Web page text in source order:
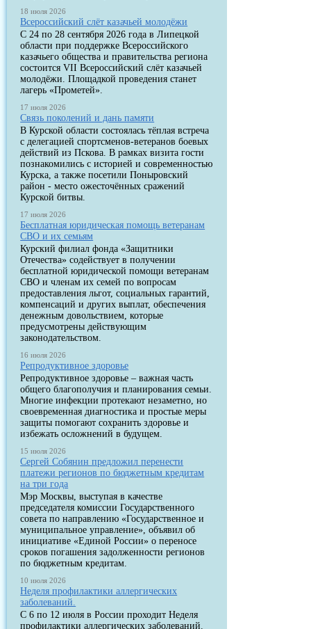
18 июля 2026
Всероссийский слёт казачьей молодёжи
С 24 по 28 сентября 2026 года в Липецкой
области при поддержке Всероссийского
казачьего общества и правительства региона
состоится VII Всероссийский слёт казачьей
молодёжи. Площадкой проведения станет
лагерь «Прометей».
17 июля 2026
Связь поколений и дань памяти
В Курской области состоялась тёплая встреча
с делегацией спортсменов-ветеранов боевых
действий из Пскова. В рамках визита гости
познакомились с историей и современностью
Курска, а также посетили Поныровский
район - место ожесточённых сражений
Курской битвы.
17 июля 2026
Бесплатная юридическая помощь ветеранам
СВО и их семьям
Курский филиал фонда «Защитники
Отечества» содействует в получении
бесплатной юридической помощи ветеранам
СВО и членам их семей по вопросам
предоставления льгот, социальных гарантий,
компенсаций и других выплат, обеспечения
денежным довольствием, которые
предусмотрены действующим
законодательством.
16 июля 2026
Репродуктивное здоровье
Репродуктивное здоровье – важная часть
общего благополучия и планирования семьи.
Многие инфекции протекают незаметно, но
своевременная диагностика и простые меры
защиты помогают сохранить здоровье и
избежать осложнений в будущем.
15 июля 2026
Сергей Собянин предложил перенести
платежи регионов по бюджетным кредитам
на три года
Мэр Москвы, выступая в качестве
председателя комиссии Государственного
совета по направлению «Государственное и
муниципальное управление», объявил об
инициативе «Единой России» о переносе
сроков погашения задолженности регионов
по бюджетным кредитам.
10 июля 2026
Неделя профилактики аллергических
заболеваний.
С 6 по 12 июля в России проходит Неделя
профилактики аллергических заболеваний.